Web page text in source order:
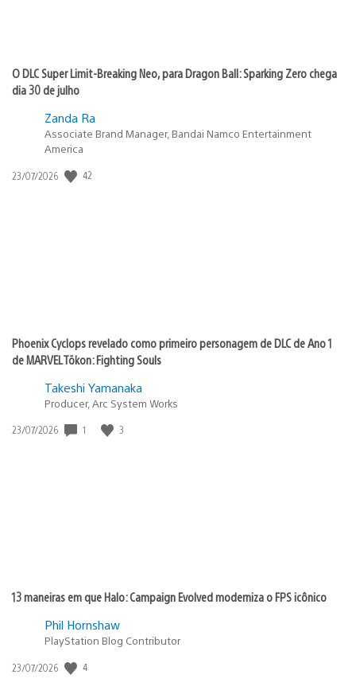
O DLC Super Limit-Breaking Neo, para Dragon Ball: Sparking Zero chega
dia 30 de julho
Zanda Ra
Associate Brand Manager, Bandai Namco Entertainment
America
Data
23/07/2026 42
Phoenix Cyclops revelado como primeiro personagem de DLC de Ano 1
de MARVEL Tōkon: Fighting Souls
Takeshi Yamanaka
Producer, Arc System Works
Data
23/07/2026 1 3
13 maneiras em que Halo: Campaign Evolved moderniza o FPS icônico
Phil Hornshaw
PlayStation Blog Contributor
Data
23/07/2026 4